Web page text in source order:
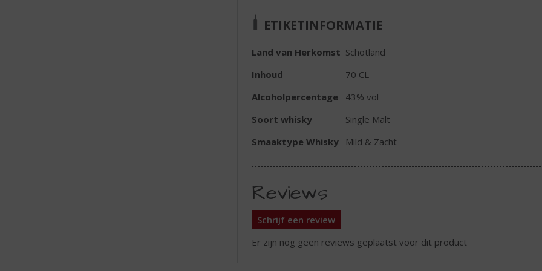
ETIKETINFORMATIE
Land van Herkomst Schotland
Inhoud
70 CL
Alcoholpercentage
43% vol
Soort whisky
Single Malt
Smaaktype Whisky
Mild & Zacht
Reviews
Schrijf een review
Er zijn nog geen reviews geplaatst voor dit product